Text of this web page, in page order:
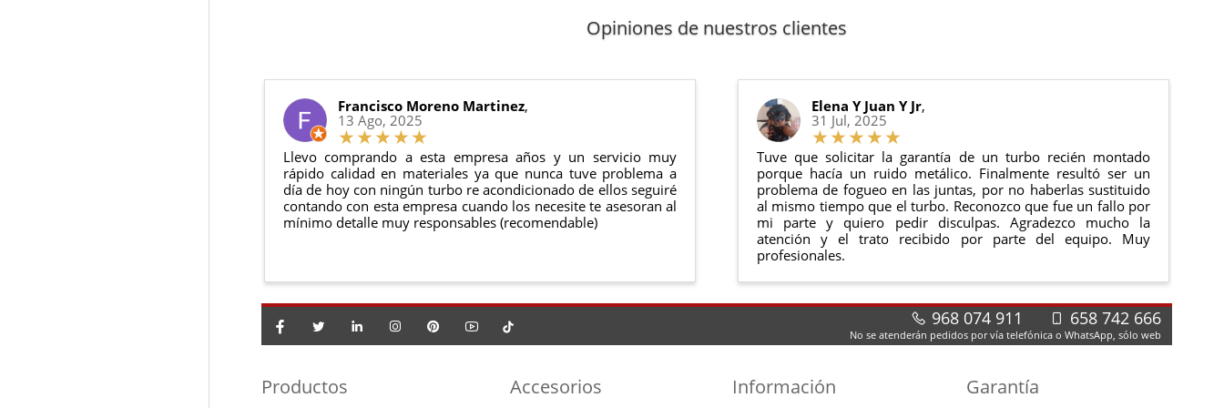
Todas nuestras garantías cumplen con la legislación vigente. Consulta nuestras condiciones generales
en nuestra web puedes ver en todo momento el estado de tu pedido.
El productono debe haber sido montado ni manipulado
Debe devolverse en suembalaje original perfectas condiciones
Opiniones de nuestros clientes
Francisco Moreno Martinez,
13 Ago, 2025
Llevo comprando a esta empresa años y un servicio muy
rápido calidad en materiales ya que nunca tuve problema a
día de hoy con ningún turbo re acondicionado de ellos seguiré
contando con esta empresa cuando los necesite te asesoran al
mínimo detalle muy responsables (recomendable)
Elena Y Juan Y Jr,
31 Jul, 2025
Tuve que solicitar la garantía de un turbo recién montado
porque hacía un ruido metálico. Finalmente resultó ser un
problema de fogueo en las juntas, por no haberlas sustituido
al mismo tiempo que el turbo. Reconozco que fue un fallo por
mi parte y quiero pedir disculpas. Agradezco mucho la
atención y el trato recibido por parte del equipo. Muy
profesionales.
968 074 911 658 742 666
No se atenderán pedidos por vía telefónica o WhatsApp, sólo web
Productos Accesorios Información Garantía